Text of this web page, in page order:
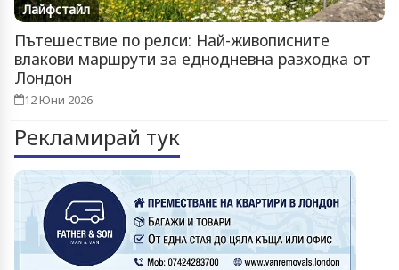
Лайфстайл
Пътешествие по релси: Най-живописните
влакови маршрути за еднодневна разходка от
Лондон
12 Юни 2026
Рекламирай тук